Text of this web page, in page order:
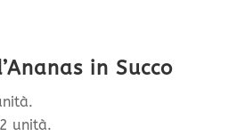
in Succo
unità.